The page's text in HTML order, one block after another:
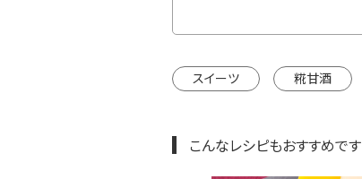
スイーツ 糀甘酒
こんなレシピもおすすめです